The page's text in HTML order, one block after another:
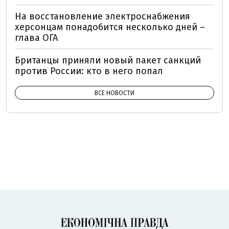
На восстановление электроснабжения
херсонцам понадобится несколько дней –
глава ОГА
Британцы приняли новый пакет санкций
против России: кто в него попал
ВСЕ НОВОСТИ